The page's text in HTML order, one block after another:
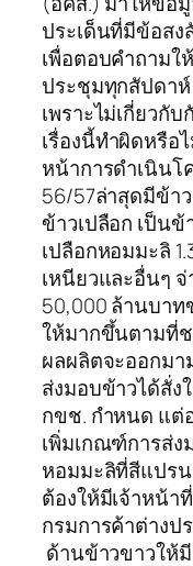
ประเด็นที่มีข้อส
เพื่อตอบคำถาม
ประชุมทุกสัปดา
เพราะไม่เกี่ยวกั
เรื่องนี้ทำผิดหรือ
หน้าการดำเนินโ
56/57ล่าสุดมีข้า
ข้าวเปลือก เป็นข้
เปลือกหอมมะลิ
เหนียวและอื่นๆ
50,000 ล้านบาท
ให้มากขึ้นตามที่ช
ผลผลิตจะออกม
ส่งมอบข้าวได้สั่ง
กขช. กำหนด แต่
เพิ่มเกณฑ์การส่ง
หอมมะลิที่สีแปรน
ต้องให้มีเจ้าหน้า
กรมการค้าต่างป
ด้านข้าวขาวให้